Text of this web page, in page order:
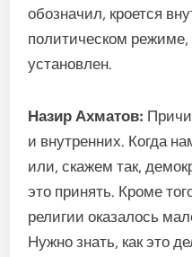
обозначил, кроется
политическом режиме,
установлен.
Назир Ахматов:
и внутренних. Когда
или, скажем так,
это принять. Кроме
религии оказалось
Нужно знать, как это